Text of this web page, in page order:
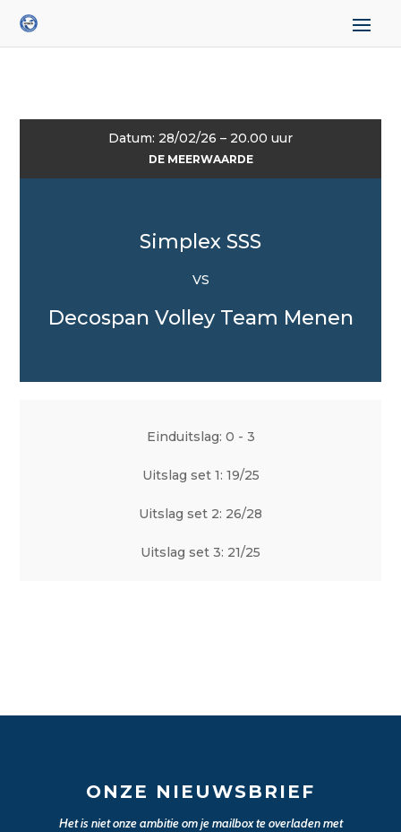
Datum: 28/02/26 – 20.00 uur
DE MEERWAARDE
Simplex SSS
VS
Decospan Volley Team Menen
Einduitslag: 0 - 3
Uitslag set 1: 19/25
Uitslag set 2: 26/28
Uitslag set 3: 21/25
ONZE NIEUWSBRIEF
Het is niet onze ambitie om je mailbox te overladen met